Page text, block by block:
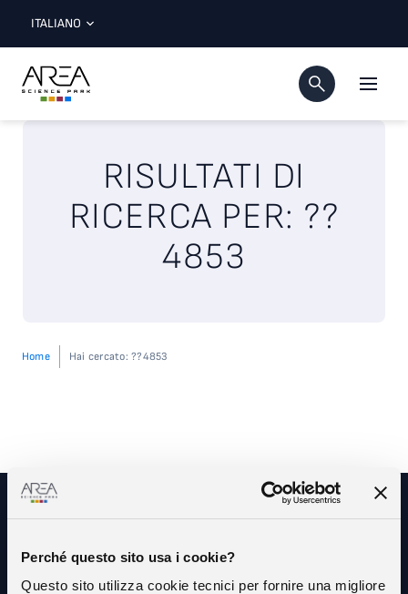
Perché questo sito usa i cookie?
Questo sito utilizza cookie tecnici per fornire una migliore
ITALIANO
RISULTATI DI
RICERCA PER: ??
4853
Home Hai cercato: ??4853
Resta in contatto con noi